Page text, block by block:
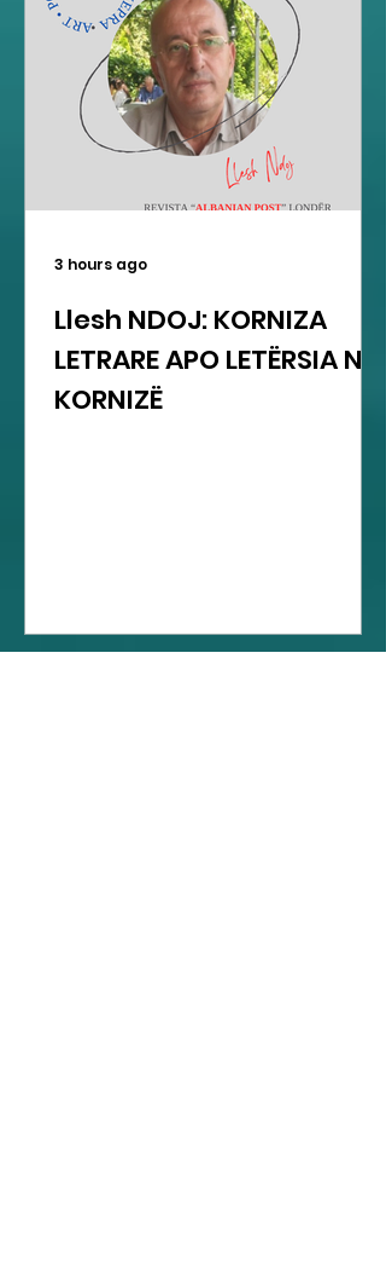
Llesh NDOJ: KORNIZA
LETRARE APO LETËRSIA NË
KORNIZË
3 hours ago